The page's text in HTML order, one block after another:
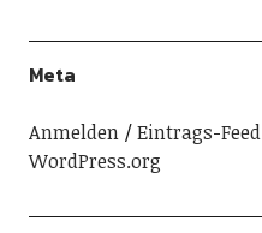
Meta
Anmelden Eintrags-Feed
WordPress.org